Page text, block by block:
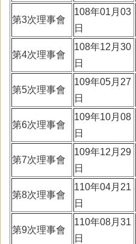
第3次理事會
108年01月03
日
第4次理事會
108年12月30
日
第5次理事會
109年05月27
日
第6次理事會
109年10月08
日
第7次理事會
109年12月29
日
第8次理事會
110年04月21
日
第9次理事會
110年08月31
日